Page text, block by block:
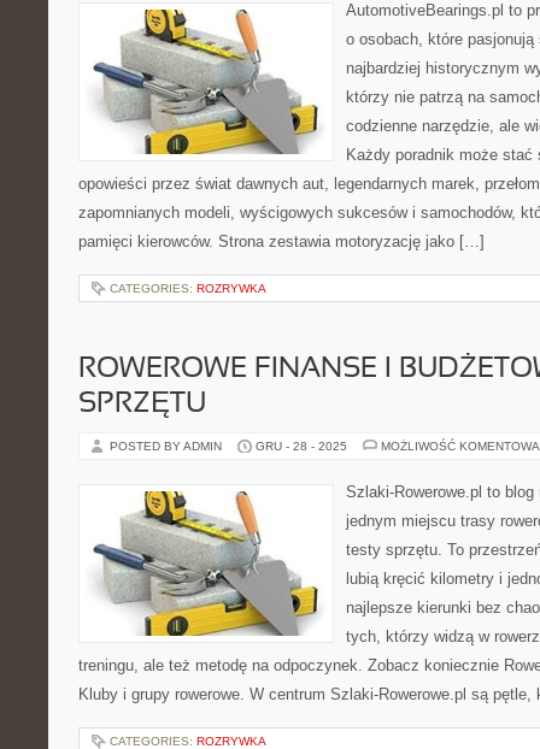
AutomotiveBearings.pl to
o osobach, które
najbardziej historycznym
którzy nie patrzą na
codzienne narzędzie, ale
Każdy poradnik może
opowieści przez świat dawnych aut, legendarnych marek,
zapomnianych modeli, wyścigowych sukcesów i samochodów,
pamięci kierowców. Strona zestawia motoryzację jako […]
CATEGORIES: ROZRYWKA
ROWEROWE FINANSE I
SPRZĘTU
POSTED BY ADMIN GRU - 28 - 2025 MOŻLIWOŚĆ
Szlaki-Rowerowe.pl to blog
jednym miejscu trasy
testy sprzętu. To
lubią kręcić kilometry i
najlepsze kierunki bez
tych, którzy widzą w
treningu, ale też metodę na odpoczynek. Zobacz koniecznie
Kluby i grupy rowerowe. W centrum Szlaki-Rowerowe.pl są
CATEGORIES: ROZRYWKA